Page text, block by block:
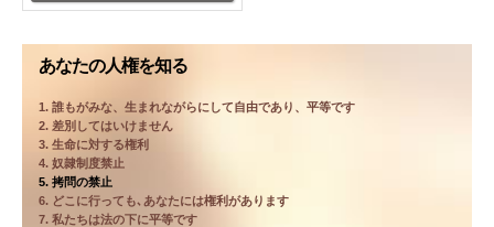
あなたの人権を知る
1. 誰もがみな、生まれながらにして自由であり、平等です
2. 差別してはいけません
3. 生命に対する権利
4. 奴隷制度禁止
5. 拷問の禁止
6. どこに行っても､あなたには権利があります
7. 私たちは法の下に平等です